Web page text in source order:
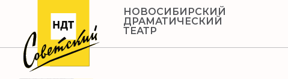
НОВОСИБИРСКИЙ
ДРАМАТИЧЕСКИЙ
ТЕАТР